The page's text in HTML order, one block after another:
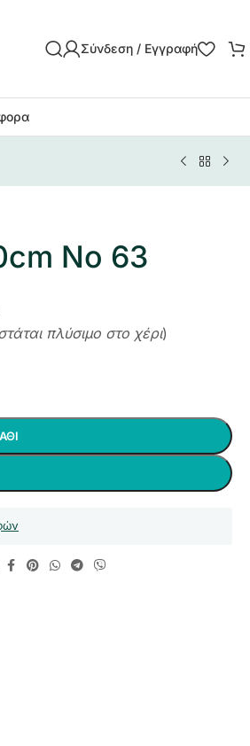
Σύνδεση / Εγγραφή
No 63
πλύσιμο στο χέρι)